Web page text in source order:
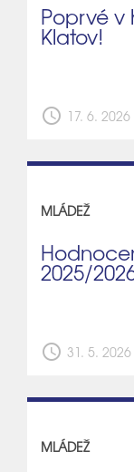
Poprvé v
Klatov!
schedule 17. 6. 2026
MLÁDEŽ
2025/
schedule 31. 5. 2026
MLÁDEŽ